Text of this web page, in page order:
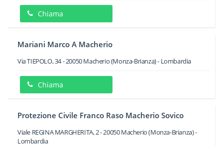
Chiama
Mariani Marco A Macherio
Via TIEPOLO, 34-20050Macherio(Monza-Brianza) - Lombardia
Chiama
Protezione Civile Franco Raso Macherio Sovico
Viale REGINA MARGHERITA, 2-20050Macherio(Monza-Brianza) -
Lombardia